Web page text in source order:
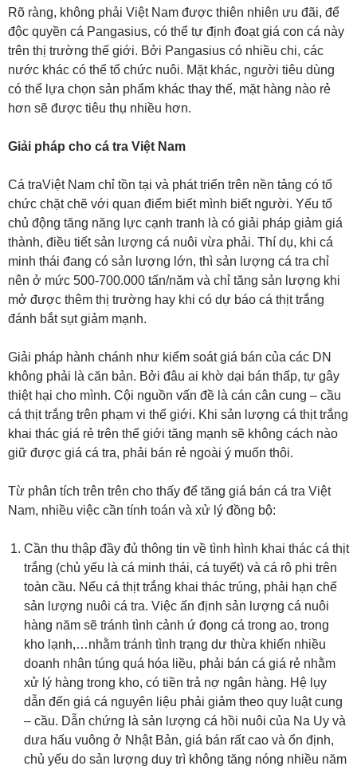
Rõ ràng, không phải Việt Nam được thiên nhiên ưu đãi, để
độc quyền cá Pangasius, có thể tự định đoạt giá con cá này
trên thị trường thế giới. Bởi Pangasius có nhiều chi, các
nước khác có thể tổ chức nuôi. Mặt khác, người tiêu dùng
có thể lựa chọn sản phẩm khác thay thế, mặt hàng nào rẻ
hơn sẽ được tiêu thụ nhiều hơn.
Giải pháp cho cá tra Việt Nam
Cá traViệt Nam chỉ tồn tại và phát triển trên nền tảng có tổ
chức chặt chẽ với quan điểm biết mình biết người. Yếu tố
chủ động tăng năng lực cạnh tranh là có giải pháp giảm giá
thành, điều tiết sản lượng cá nuôi vừa phải. Thí dụ, khi cá
minh thái đang có sản lượng lớn, thì sản lượng cá tra chỉ
nên ở mức 500-700.000 tấn/năm và chỉ tăng sản lượng khi
mở được thêm thị trường hay khi có dự báo cá thịt trắng
đánh bắt sụt giảm mạnh.
Giải pháp hành chánh như kiểm soát giá bán của các DN
không phải là căn bản. Bởi đâu ai khờ dại bán thấp, tự gây
thiệt hại cho mình. Cội nguồn vấn đề là cán cân cung – cầu
cá thịt trắng trên phạm vi thế giới. Khi sản lượng cá thịt trắng
khai thác giá rẻ trên thế giới tăng mạnh sẽ không cách nào
giữ được giá cá tra, phải bán rẻ ngoài ý muốn thôi.
Từ phân tích trên trên cho thấy để tăng giá bán cá tra Việt
Nam, nhiều việc cần tính toán và xử lý đồng bộ:
Cần thu thập đầy đủ thông tin về tình hình khai thác cá thịt
trắng (chủ yếu là cá minh thái, cá tuyết) và cá rô phi trên
toàn cầu. Nếu cá thịt trắng khai thác trúng, phải hạn chế
sản lượng nuôi cá tra. Việc ấn định sản lượng cá nuôi
hàng năm sẽ tránh tình cảnh ứ đọng cá trong ao, trong
kho lạnh,…nhằm tránh tình trạng dư thừa khiến nhiều
doanh nhân túng quá hóa liều, phải bán cá giá rẻ nhằm
xử lý hàng trong kho, có tiền trả nợ ngân hàng. Hệ lụy
dẫn đến giá cá nguyên liệu phải giảm theo quy luật cung
– cầu. Dẫn chứng là sản lượng cá hồi nuôi của Na Uy và
dưa hấu vuông ở Nhật Bản, giá bán rất cao và ổn định,
chủ yếu do sản lượng duy trì không tăng nóng nhiều năm